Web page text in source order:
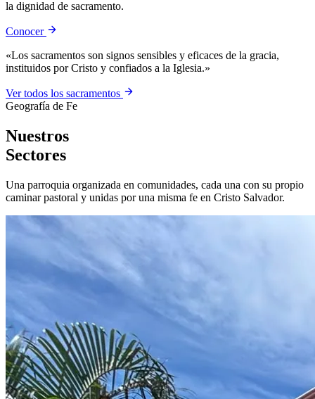
la dignidad de sacramento.
Conocer
«Los sacramentos son signos sensibles y eficaces de la gracia,
instituidos por Cristo y confiados a la Iglesia.»
Ver todos los sacramentos
Geografía de Fe
Nuestros
Sectores
Una parroquia organizada en comunidades, cada una con su propio
caminar pastoral y unidas por una misma fe en Cristo Salvador.